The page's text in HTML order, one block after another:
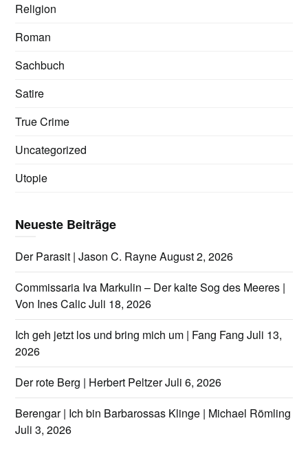
Religion
Roman
Sachbuch
Satire
True Crime
Uncategorized
Utopie
Neueste Beiträge
Der Parasit | Jason C. RayneAugust 2, 2026
Commissaria Iva Markulin – Der kalte Sog des Meeres |
Von Ines CalicJuli 18, 2026
Ich geh jetzt los und bring mich um | Fang Fang Juli 13,
2026
Der rote Berg | Herbert PeltzerJuli 6, 2026
Berengar | Ich bin Barbarossas Klinge | Michael Römling
Juli 3, 2026